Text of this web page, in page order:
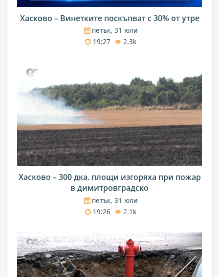
Хасково – Винетките поскъпват с 30% от утре
петък, 31 юли
19:27
2.3k
Хасково – 300 дка. площи изгоряха при пожар
в димитровградско
петък, 31 юли
19:26
2.1k